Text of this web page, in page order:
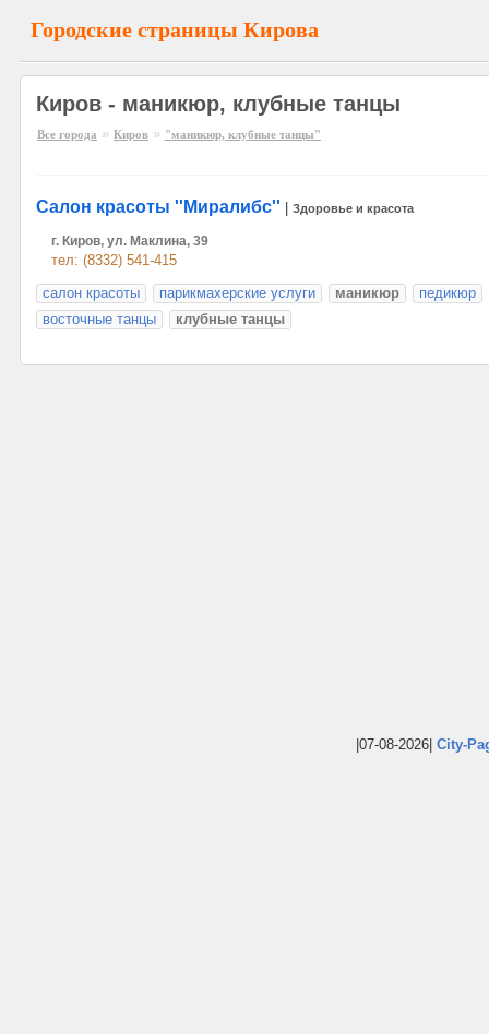
Городские страницы Кирова
Киров - маникюр, клубные танцы
Все города » Киров » "маникюр, клубные танцы"
Салон красоты ''Миралибс'' Здоровье и красота
г. Киров, ул. Маклина, 39
тел: (8332) 541-415
салон красоты
парикмахерские услуги маникюр
педикюр
восточные танцы
клубные танцы
|07-08-2026| City-